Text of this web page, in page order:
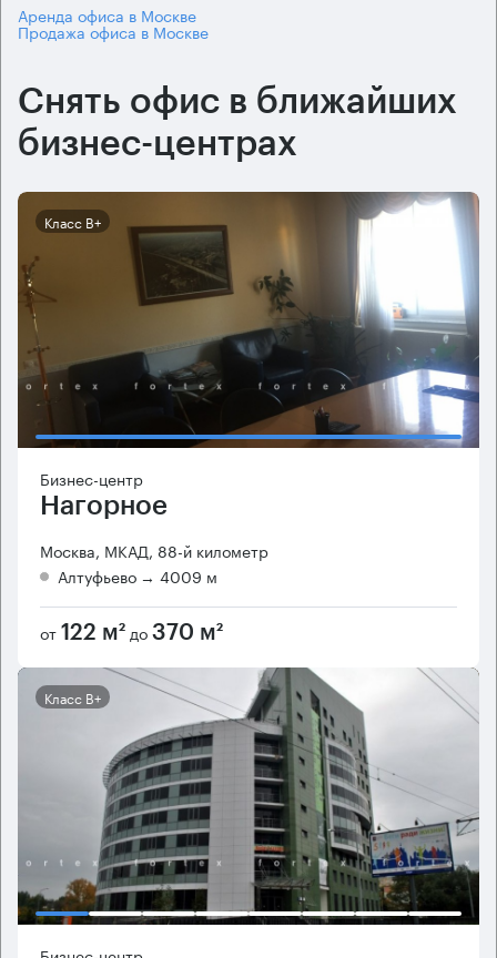
Аренда офиса в Москве
Продажа офиса в Москве
Снять офис в ближайших
бизнес-центрах
Класс B+
Бизнес-центр
Нагорное
Москва, МКАД, 88-й километр
Алтуфьево → 4009 м
от 122 м² до 370 м²
Класс B+